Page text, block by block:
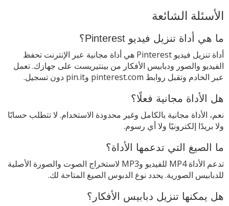
الأسئلة الشائعة
ما هي أداة تنزيل فيديو Pinterest؟
أداة تنزيل فيديو Pinterest هي أداة مجانية عبر الإنترنت تحفظ
الفيديو والصور ودبابيس الأفكار من بينتيريست على جهازك. تعمل
عبر الخادم وتقبل روابط pinterest.com وpin.it دون تسجيل.
هل الأداة مجانية فعلًا؟
نعم، الأداة مجانية بالكامل وغير محدودة الاستخدام. لا تتطلب حسابًا
ولا بريدًا إلكترونيًا ولا أي رسوم.
ما الصيغ التي تدعمها الأداة؟
تدعم الأداة MP4 للفيديو وMP3 لاستخراج الصوت والصورة الأصلية
للدبابيس الصورية. يحدد نوع الدبوس الصيغ المتاحة لك.
هل يمكنها تنزيل دبابيس الأفكار؟